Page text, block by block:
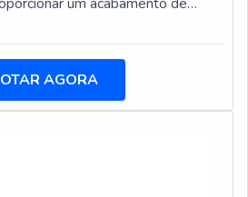
e utilizados em centros de
Fresadoras portais; Tornos
Entre outros.Os cabeçotes
AGORA